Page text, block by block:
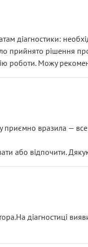
діагностики:
прийнято рішення
роботи. Можу
вразила — все
або відпочити.
діагностиці